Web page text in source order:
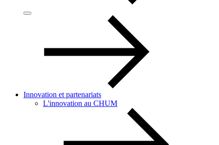
Innovation et partenariats
L'innovation au CHUM